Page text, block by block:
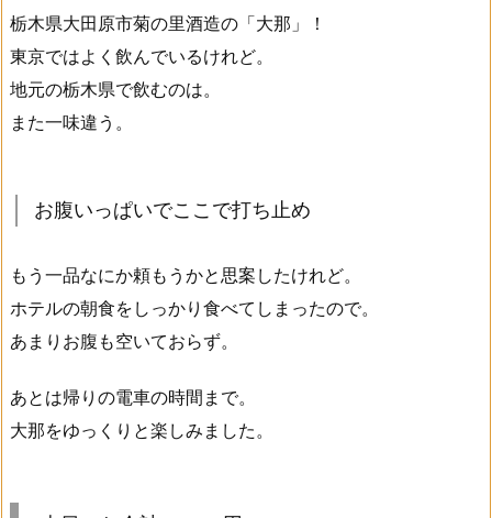
栃木県大田原市菊の里酒造の「大那」！
東京ではよく飲んでいるけれど。
地元の栃木県で飲むのは。
また一味違う。
お腹いっぱいでここで打ち止め
もう一品なにか頼もうかと思案したけれど。
ホテルの朝食をしっかり食べてしまったので。
あまりお腹も空いておらず。
あとは帰りの電車の時間まで。
大那をゆっくりと楽しみました。